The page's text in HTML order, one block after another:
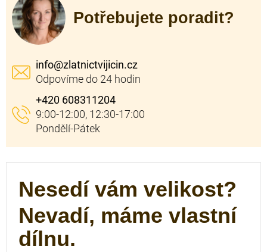
Potřebujete poradit?
info@zlatnictvijicin.cz
+420 608311204
Nesedí vám velikost?
Nevadí, máme vlastní
dílnu.